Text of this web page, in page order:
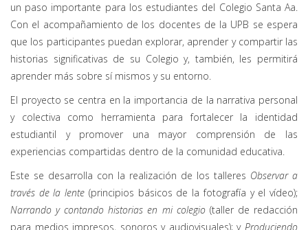
un paso importante para los estudiantes del Colegio Santa Aa.
Con el acompañamiento de los docentes de la UPB se espera
que los participantes puedan explorar, aprender y compartir las
historias significativas de su Colegio y, también, les permitirá
aprender más sobre sí mismos y su entorno.
El proyecto se centra en la importancia de la narrativa personal
y colectiva como herramienta para fortalecer la identidad
estudiantil y promover una mayor comprensión de las
experiencias compartidas dentro de la comunidad educativa.
Este se desarrolla con la realización de los talleres Observar a
través de la lente (principios básicos de la fotografía y el vídeo);
Narrando y contando historias en mi colegio(taller de redacción
para medios impresos, sonoros y audiovisuales); y Produciendo